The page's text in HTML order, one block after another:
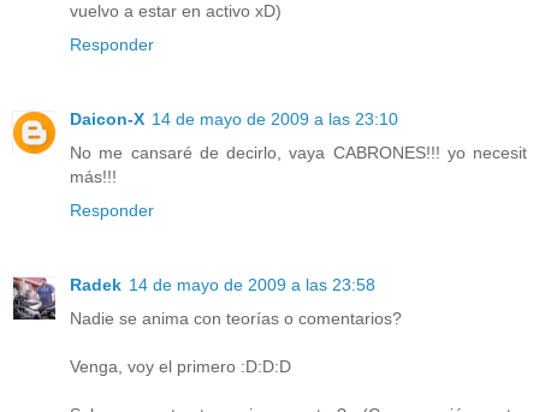
vuelvo a estar en activo xD)
Responder
Daicon-X 14 de mayo de 2009 a las 23:10
No me cansaré de decirlo, vaya CABRONES!!! yo necesit
más!!!
Responder
Radek 14 de mayo de 2009 a las 23:58
Nadie se anima con teorías o comentarios?
Venga, voy el primero :D:D:D